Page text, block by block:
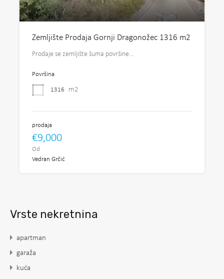
Zemljište Prodaja Gornji Dragonožec 1316 m2
Prodaje se zemljište šuma površine…
Površina
1316 m2
prodaja
€9,000
Od
Vedran Grčić
Vrste nekretnina
apartman
garaža
kuća